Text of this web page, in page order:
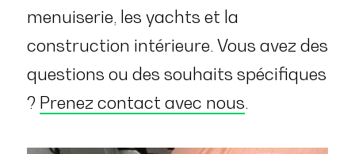
menuiserie, les yachts et la
construction intérieure. Vous avez des
questions ou des souhaits spécifiques
? Prenez contact avec nous.